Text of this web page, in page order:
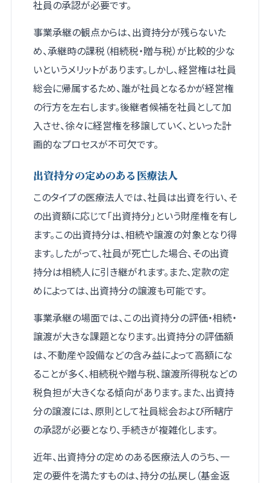
社員の承認が必要です。
事業承継の観点からは、出資持分が残らないた
め、承継時の課税（相続税・贈与税）が比較的少な
いというメリットがあります。しかし、経営権は社員
総会に帰属するため、誰が社員となるかが経営権
の行方を左右します。後継者候補を社員として加
入させ、徐々に経営権を移譲していく、といった計
画的なプロセスが不可欠です。
出資持分の定めのある医療法人
このタイプの医療法人では、社員は出資を行い、そ
の出資額に応じて「出資持分」という財産権を有し
ます。この出資持分は、相続や譲渡の対象となり得
ます。したがって、社員が死亡した場合、その出資
持分は相続人に引き継がれます。また、定款の定
めによっては、出資持分の譲渡も可能です。
事業承継の場面では、この出資持分の評価・相続・
譲渡が大きな課題となります。出資持分の評価額
は、不動産や設備などの含み益によって高額にな
ることが多く、相続税や贈与税、譲渡所得税などの
税負担が大きくなる傾向があります。また、出資持
分の譲渡には、原則として社員総会および所轄庁
の承認が必要となり、手続きが複雑化します。
近年、出資持分の定めのある医療法人のうち、一
定の要件を満たすものは、持分の払戻し（基金返